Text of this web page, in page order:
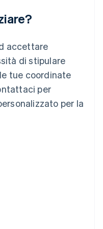
accettare
di stipulare
tue coordinate
per
per la